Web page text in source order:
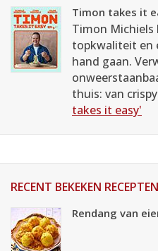
Timon takes it
Timon Michiels
topkwaliteit en
hand gaan.
thuis: van
takes it easy'
RECENT BEKEKEN RECEPTEN
Rendang van